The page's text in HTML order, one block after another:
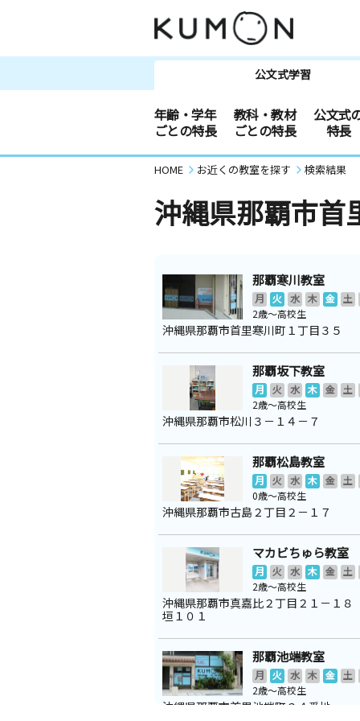
公文式学習
年齢・学年
ごとの特長
教科・教材
ごとの特長
公文式
特長
HOME お近くの教室を探す 検索結果
沖縄県那覇市首
那覇寒川教室
月 火 水 木 金
土
2歳～高校生
沖縄県那覇市首里寒川町１丁目３５
那覇坂下教室
月 火 水 木 金
土
2歳～高校生
沖縄県那覇市松川３－１４－７
那覇松島教室
月 火 水 木 金
土
0歳～高校生
沖縄県那覇市古島２丁目２－１７
マカビちゅら教室
月 火 水 木 金
土
2歳～高校生
沖縄県那覇市真嘉比２丁目２１－１
垣１０１
那覇池端教室
月 火 水 木 金
土
2歳～高校生
沖縄県那覇市首里池端町２４番地